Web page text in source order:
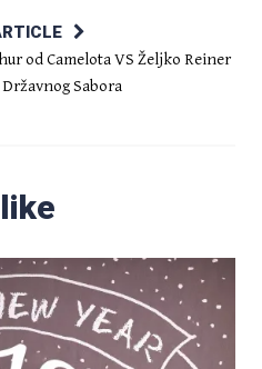
od Camelota VS Željko Reiner
Sabora